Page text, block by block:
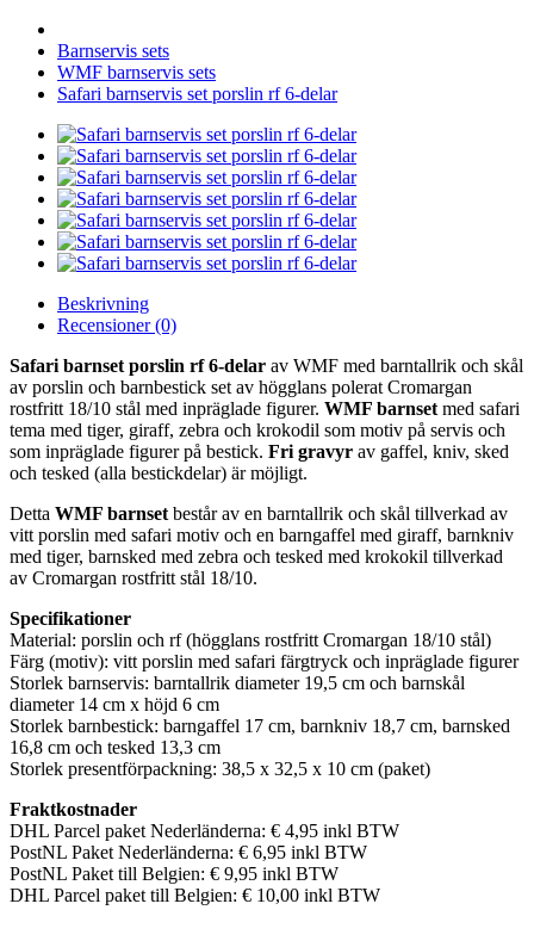
Barnservis sets
WMF barnservis sets
Safari barnservis set porslin rf 6-delar
Beskrivning
Recensioner (0)
Safari barnset porslin rf 6-delar av WMF med barntallrik och skål
av porslin och barnbestick set av högglans polerat Cromargan
rostfritt 18/10 stål med inpräglade figurer. WMF barnset med safari
tema med tiger, giraff, zebra och krokodil som motiv på servis och
som inpräglade figurer på bestick. Fri gravyr av gaffel, kniv, sked
och tesked (alla bestickdelar) är möjligt.
Detta WMF barnset består av en barntallrik och skål tillverkad av
vitt porslin med safari motiv och en barngaffel med giraff, barnkniv
med tiger, barnsked med zebra och tesked med krokokil tillverkad
av Cromargan rostfritt stål 18/10.
Specifikationer
Material: porslin och rf (högglans rostfritt Cromargan 18/10 stål)
Färg (motiv): vitt porslin med safari färgtryck och inpräglade figurer
Storlek barnservis: barntallrik diameter 19,5 cm och barnskål
diameter 14 cm x höjd 6 cm
Storlek barnbestick: barngaffel 17 cm, barnkniv 18,7 cm, barnsked
16,8 cm och tesked 13,3 cm
Storlek presentförpackning: 38,5 x 32,5 x 10 cm (paket)
Fraktkostnader
DHL Parcel paket Nederländerna: € 4,95 inkl BTW
PostNL Paket Nederländerna: € 6,95 inkl BTW
PostNL Paket till Belgien: € 9,95 inkl BTW
DHL Parcel paket till Belgien: € 10,00 inkl BTW